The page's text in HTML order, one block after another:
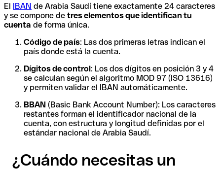
El IBAN de Arabia Saudí tiene exactamente 24 caracteres
y se compone de tres elementos que identifican tu
cuenta de forma única.
Código de país: Las dos primeras letras indican el
país donde está la cuenta.
Dígitos de control: Los dos dígitos en posición 3 y 4
se calculan según el algoritmo MOD 97 (ISO 13616)
y permiten validar el IBAN automáticamente.
BBAN (Basic Bank Account Number): Los caracteres
restantes forman el identificador nacional de la
cuenta, con estructura y longitud definidas por el
estándar nacional de Arabia Saudí.
¿Cuándo necesitas un